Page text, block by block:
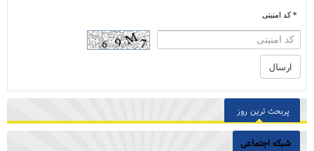
* کد امنیتی
پربحث ترین روز
شبکه اجتماعی